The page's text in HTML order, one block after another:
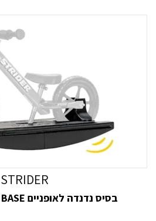
STRIDER
בסיס נדנדה לאופניים ASSY,ROCKING BASE